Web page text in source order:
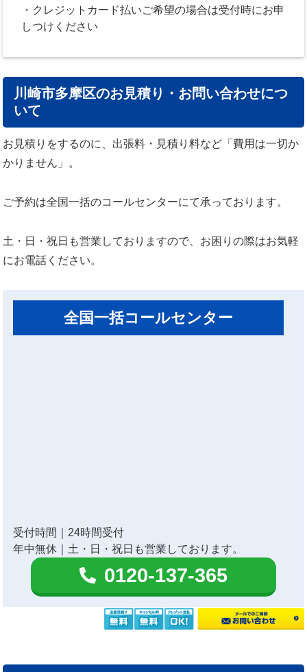
・クレジットカード払いご希望の場合は受付時にお申
しつけください
川崎市多摩区のお見積り・お問い合わせにつ
いて
お見積りをするのに、出張料・見積り料など「費用は一切か
かりません」。
ご予約は全国一括のコールセンターにて承っております。
土・日・祝日も営業しておりますので、お困りの際はお気軽
にお電話ください。
全国一括コールセンター
受付時間｜24時間受付
年中無休｜土・日・祝日も営業しております。
0120-137-365